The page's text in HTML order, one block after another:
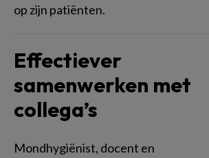
op zijn patiënten.
Effectiever
samenwerken met
collega’s
Mondhygiënist, docent en